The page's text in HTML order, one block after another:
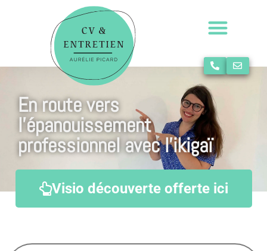
En route vers
l’épanouissement
professionnel avec l’ikigaï
Visio découverte offerte ici